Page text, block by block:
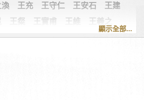
渙 王充 王守仁 王安石
王建
王粲 王實甫 王維
王羲之
古詩十九首 古歌謠
史可法
顯示全部...